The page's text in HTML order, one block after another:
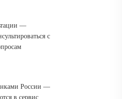
—
с
России —
в сервис